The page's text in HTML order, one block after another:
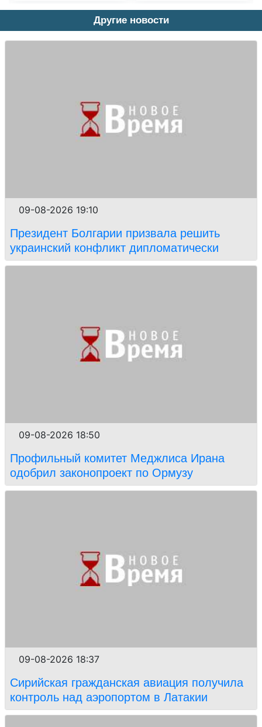
Другие новости
09-08-2026 19:10
Президент Болгарии призвала решить
украинский конфликт дипломатически
09-08-2026 18:50
Профильный комитет Меджлиса Ирана
одобрил законопроект по Ормузу
09-08-2026 18:37
Сирийская гражданская авиация получила
контроль над аэропортом в Латакии